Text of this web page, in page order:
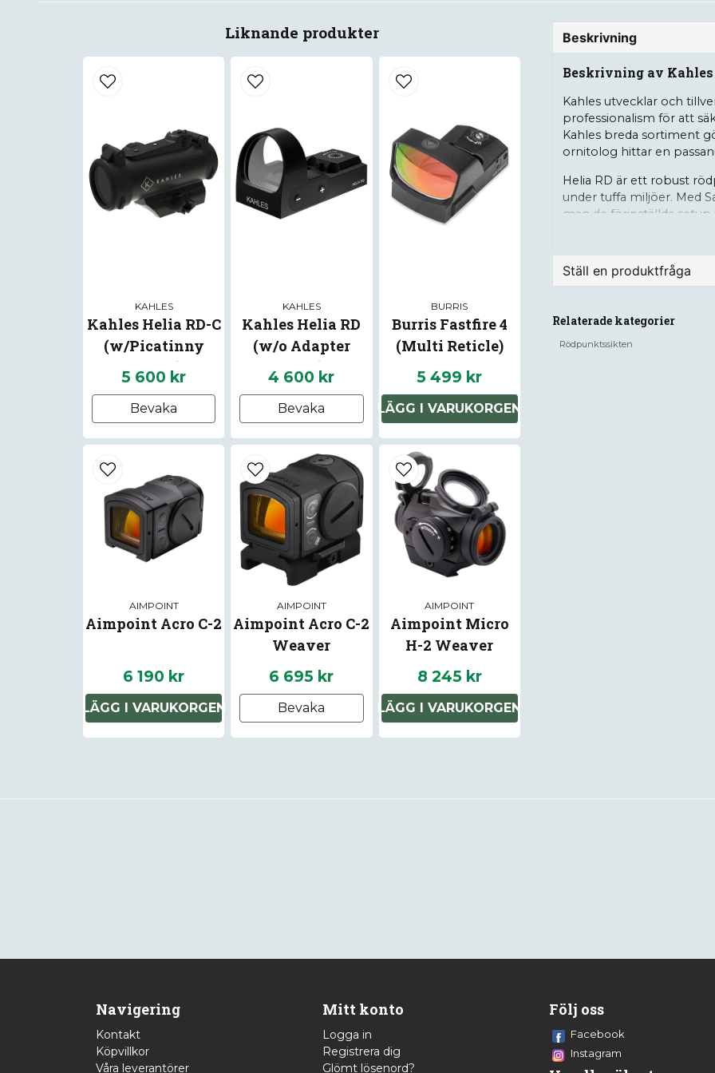
Liknande produkter
KAHLES
Kahles Helia RD-C
(w/Picatinny
Mount)
5 600 kr
Bevaka
KAHLES
Kahles Helia RD
(w/o Adapter
Plate)
4 600 kr
Bevaka
BURRIS
Burris Fastfire 4
(Multi Reticle)
5 499 kr
LÄGG I VARUKORGEN
AIMPOINT
Aimpoint Acro C-2
6 190 kr
LÄGG I VARUKORGEN
AIMPOINT
Aimpoint Acro C-2
Weaver
6 695 kr
Bevaka
AIMPOINT
Aimpoint Micro
H-2 Weaver
8 245 kr
LÄGG I VARUKORGEN
Beskrivning
Beskrivning av
Kahles utvecklar och
professionalism för att
Kahles breda sortiment
ornitolog hittar en
Helia RD är ett robust
under tuffa miljöer. Med
man de förinställda setup
rörelsesensorer som
Förstorning 1x
Fönsterstorlek
Ställ en produktfråga
Fråga oss något om
Relaterade kategorier
Rödpunktssikten
Navigering
Kontakt
Köpvillkor
Våra leverantörer
Mitt konto
Logga in
Registrera dig
Glömt lösenord?
Följ oss
Facebook
Instagram